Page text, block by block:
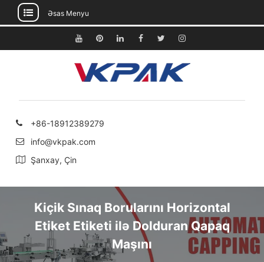
keçin
Əsas Menyu
YoutubePinterestLinkedinFacebook
TwitterInstagram
+86-18912389279
info@vkpak.com
Şanxay, Çin
Kiçik Sınaq Borularını Horizontal
Etiket Etiketi ilə Dolduran Qapaq
Maşını